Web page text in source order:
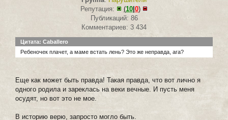
Репутация:
(10|0)
Публикаций: 86
Комментариев: 3 434
Цитата: Caballero
Ребеночек плачет, а маме встать лень? Это же неправда, ага?
Еще как может быть правда! Такая правда, что вот лично я
одного родила и зареклась на веки вечные. И пусть меня
осудят, но вот это не мое.
В историю верю, запросто могло быть.